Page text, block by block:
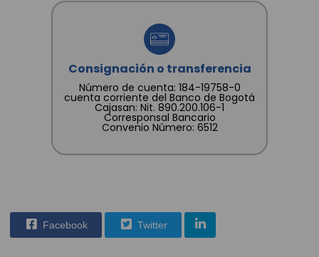
Consignación o transferencia
Número de cuenta: 184-19758-0
cuenta corriente del Banco de Bogotá
Cajasan: Nit. 890.200.106-1
Corresponsal Bancario
Convenio Número: 6512
Facebook Twitter